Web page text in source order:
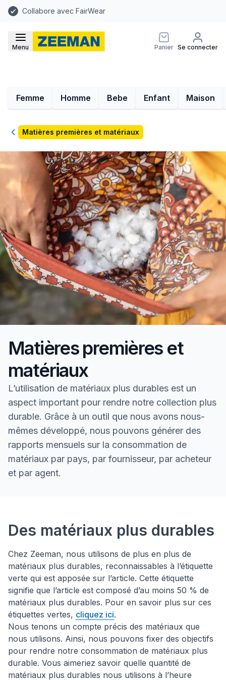
Collabore avec FairWear
Menu Panier Se connecter
Femme Homme Bebe Enfant Maison
RetourMatières premières et matériaux
Matières premières et
matériaux
L’utilisation de matériaux plus durables est un
aspect important pour rendre notre collection plus
durable. Grâce à un outil que nous avons nous-
mêmes développé, nous pouvons générer des
rapports mensuels sur la consommation de
matériaux par pays, par fournisseur, par acheteur
et par agent.
Matières premières et
Des matériaux plus durables
Chez Zeeman, nous utilisons de plus en plus de
matériaux plus durables, reconnaissables à l’étiquette
verte qui est apposée sur l’article. Cette étiquette
signifie que l’article est composé d’au moins 50 % de
matériaux plus durables. Pour en savoir plus sur ces
étiquettes vertes, cliquez ici.
Nous tenons un compte précis des matériaux que
nous utilisons. Ainsi, nous pouvons fixer des objectifs
pour rendre notre consommation de matériaux plus
durable. Vous aimeriez savoir quelle quantité de
matériaux plus durables nous utilisons à l’heure